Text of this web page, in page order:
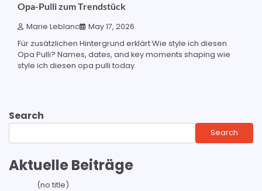
Opa-Pulli zum Trendstück
Marie Leblanc May 17, 2026
Für zusätzlichen Hintergrund erklärt Wie style ich diesen
Opa Pulli? Names, dates, and key moments shaping wie
style ich diesen opa pulli today.
Search
Search
Aktuelle Beiträge
(no title)